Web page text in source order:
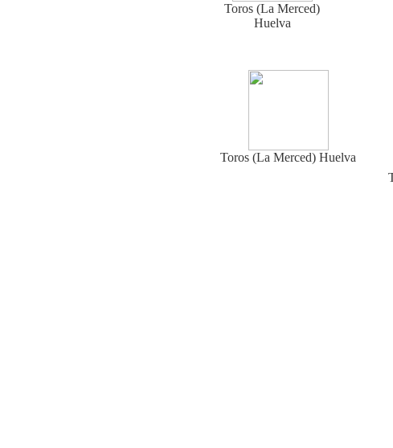
Toros (La Merced)
Huelva
Toros (La Merced) Huelva